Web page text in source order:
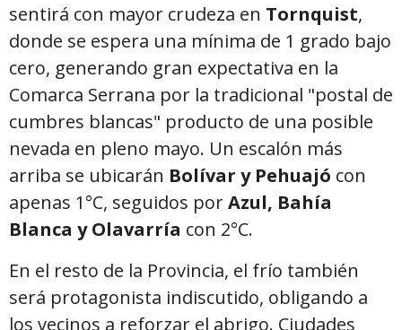
sentirá con mayor crudeza en Tornquist,
donde se espera una mínima de 1 grado bajo
cero, generando gran expectativa en la
Comarca Serrana por la tradicional "postal de
cumbres blancas" producto de una posible
nevada en pleno mayo. Un escalón más
arriba se ubicarán Bolívar y Pehuajó con
apenas 1°C, seguidos porAzul, Bahía
Blanca y Olavarría con 2°C.
En el resto de la Provincia, el frío también
será protagonista indiscutido, obligando a
los vecinos a reforzar el abrigo. Ciudades